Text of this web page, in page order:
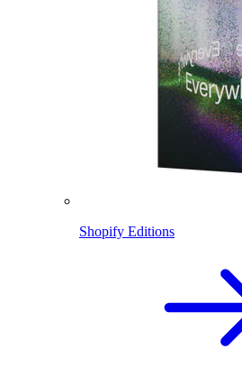
Shopify Editions